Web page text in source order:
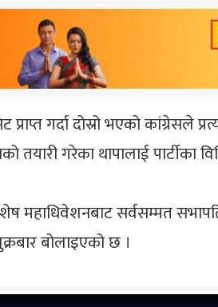
गर्दा दोस्रो भएको कांग्रेसले
तयारी गरेका थापालाई
महाधिवेशनबाट सर्वसम्मत
बोलाइएको छ ।